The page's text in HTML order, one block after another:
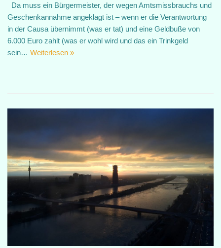
Da muss ein Bürgermeister, der wegen Amtsmissbrauchs und
Geschenkannahme angeklagt ist – wenn er die Verantwortung
in der Causa übernimmt (was er tat) und eine Geldbuße von
6.000 Euro zahlt (was er wohl wird und das ein Trinkgeld
sein… Weiterlesen »